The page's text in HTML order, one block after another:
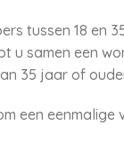
tussen 18 en
u samen een
35 jaar of
een eenmalige